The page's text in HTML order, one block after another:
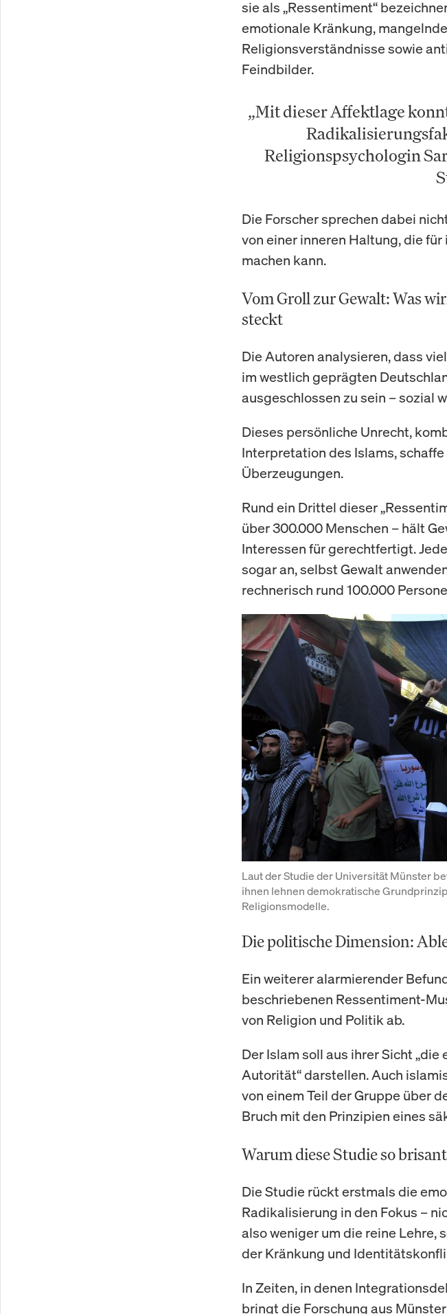
sie als „Ressentiment“
emotionale Kränkung,
Religionsverständnisse sowie
Feindbilder.
„Mit dieser Affektlage
Religionspsychologin
Die Forscher sprechen dabei
von einer inneren Haltung, die
machen kann.
Vom Groll zur Gewalt: Was
steckt
Die Autoren analysieren, dass
im westlich geprägten
ausgeschlossen zu sein – sozial
Dieses persönliche Unrecht,
Interpretation des Islams,
Überzeugungen.
Rund ein Drittel dieser
über 300.000 Menschen – hält
Interessen für gerechtfertigt.
sogar an, selbst Gewalt
rechnerisch rund 100.000
Laut der Studie der Universität Münster
ihnen lehnen demokratische
Religionsmodelle.
Die politische Dimension:
Ein weiterer alarmierender
beschriebenen Ressentiment-
von Religion und Politik ab.
Der Islam soll aus ihrer Sicht
Autorität“ darstellen. Auch
von einem Teil der Gruppe über
Bruch mit den Prinzipien eines
Warum diese Studie so
Die Studie rückt erstmals die
Radikalisierung in den Fokus –
also weniger um die reine Lehre,
der Kränkung und
In Zeiten, in denen
bringt die Forschung aus